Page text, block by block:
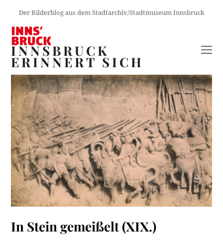
Der Bilderblog aus dem Stadtarchiv/Stadtmuseum Innsbruck
INNSBRUCK
ERINNERT SICH
In Stein gemeißelt (XIX.)